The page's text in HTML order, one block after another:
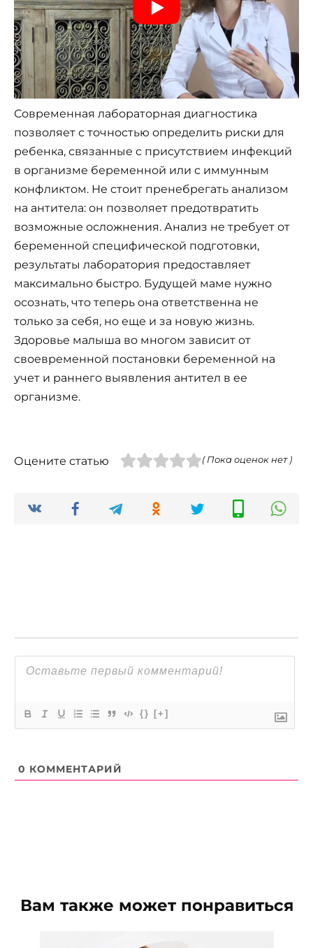
Современная лабораторная диагностика
позволяет с точностью определить риски для
ребенка, связанные с присутствием инфекций
в организме беременной или с иммунным
конфликтом. Не стоит пренебрегать анализом
на антитела: он позволяет предотвратить
возможные осложнения. Анализ не требует от
беременной специфической подготовки,
результаты лаборатория предоставляет
максимально быстро. Будущей маме нужно
осознать, что теперь она ответственна не
только за себя, но еще и за новую жизнь.
Здоровье малыша во многом зависит от
своевременной постановки беременной на
учет и раннего выявления антител в ее
организме.
Оцените статью ( Пока оценок нет )
{} [+]
0 КОММЕНТАРИЙ
Вам также может понравиться